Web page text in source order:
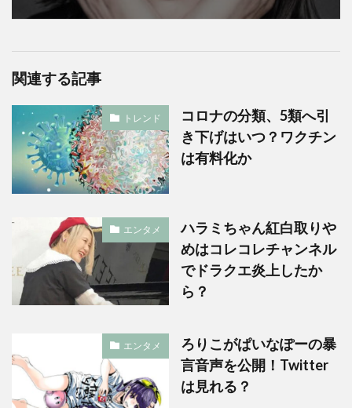
関連する記事
トレンド
コロナの分類、5類へ引
き下げはいつ？ワクチン
は有料化か
エンタメ
ハラミちゃん紅白取りや
めはコレコレチャンネル
でドラクエ炎上したか
ら？
エンタメ
ろりこがぱいなぽーの暴
言音声を公開！Twitter
は見れる？